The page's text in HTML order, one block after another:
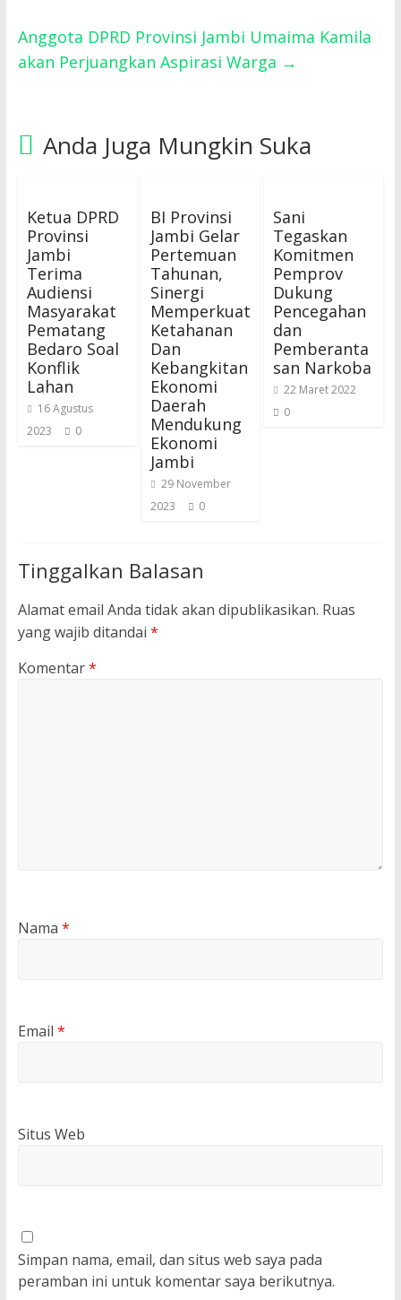
Anggota DPRD Provinsi Jambi Umaima Kamila
akan Perjuangkan Aspirasi Warga →
Anda Juga Mungkin Suka
Ketua DPRD
Provinsi
Jambi
Terima
Audiensi
Masyarakat
Pematang
Bedaro Soal
Konflik
Lahan
16 Agustus
2023
0
BI Provinsi
Jambi Gelar
Pertemuan
Tahunan,
Sinergi
Memperkuat
Ketahanan
Dan
Kebangkitan
Ekonomi
Daerah
Mendukung
Ekonomi
Jambi
29 November
2023
0
Sani
Tegaskan
Komitmen
Pemprov
Dukung
Pencegahan
dan
Pemberanta
san Narkoba
22 Maret 2022
0
Tinggalkan Balasan
Alamat email Anda tidak akan dipublikasikan. Ruas
yang wajib ditandai *
Komentar*
Nama *
Email *
Situs Web
Simpan nama, email, dan situs web saya pada
peramban ini untuk komentar saya berikutnya.